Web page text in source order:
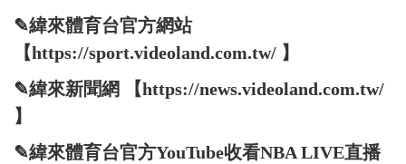
✎緯來體育台官方網站
【https://sport.videoland.com.tw/ 】
✎緯來新聞網 【https://news.videoland.com.tw/
】
✎緯來體育台官方YouTube收看NBA LIVE直播